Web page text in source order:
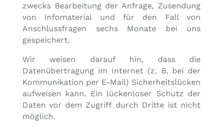
zwecks Bearbeitung der Anfrage, Zusendung
von Infomaterial und für den Fall von
Anschlussfragen sechs Monate bei uns
gespeichert.
Wir weisen darauf hin, dass die
Datenübertragung im Internet (z. B. bei der
Kommunikation per E-Mail) Sicherheitslücken
aufweisen kann. Ein lückenloser Schutz der
Daten vor dem Zugriff durch Dritte ist nicht
möglich.